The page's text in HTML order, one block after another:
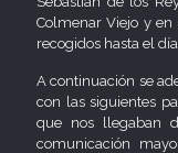
Colmenar Viejo y
recogidos hasta el
A continuación se
con las siguientes
que nos llegaban
comunicación